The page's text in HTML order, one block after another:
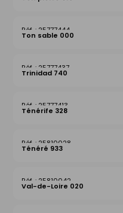
25777444
Ton sable 000
25777437
Trinidad 740
25777413
Ténérife 328
25810028
Ténéré 933
25810042
Val-de-Loire 020